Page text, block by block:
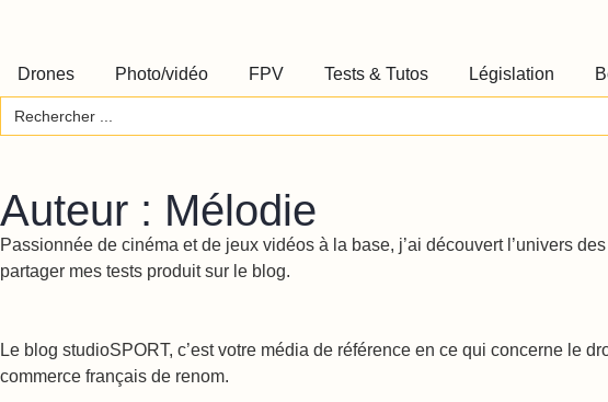
Drones Photo/vidéo FPV Tests & Tutos Législation
Search
for:
Auteur : Mélodie
Passionnée de cinéma et de jeux vidéos à la base, j’ai découvert l’univers
partager mes tests produit sur le blog.
Le blog studioSPORT, c’est votre média de référence en ce qui concerne le
commerce français de renom.